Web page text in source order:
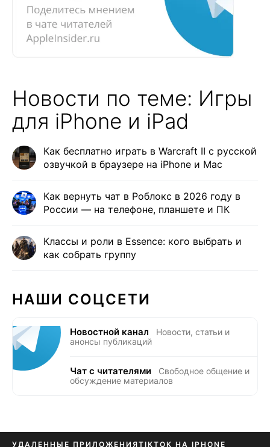
Новости по теме: Игры
для iPhone и iPad
Как бесплатно играть в Warcraft II с русской
озвучкой в браузере на iPhone и Mac
Как вернуть чат в Роблокс в 2026 году в
России — на телефоне, планшете и ПК
Классы и роли в Essence: кого выбрать и
как собрать группу
НАШИ СОЦСЕТИ
Новостной канал
Новости, статьи и
анонсы публикаций
Чат с читателями
Свободное общение и
обсуждение материалов
УДАЛЕННЫЕ ПРИЛОЖЕНИЯTIKTOK НА IPHONE